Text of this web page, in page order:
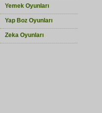
Yemek Oyunları
Yap Boz Oyunları
Zeka Oyunları